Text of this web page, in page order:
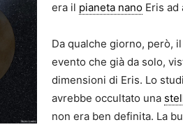
era il pianeta nano Eris
Da qualche giorno, però,
evento che già da solo,
dimensioni di Eris. Lo
avrebbe occultato una
non era ben definita. La